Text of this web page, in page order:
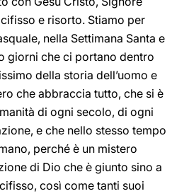
e risorto. Stiamo per
nella Settimana Santa e
giorni che ci portano dentro
della storia dell’uomo e
che abbraccia tutto, che si è
di ogni secolo, di ogni
e che nello stesso tempo
perché è un mistero
di Dio che è giunto sino a
così come tanti suoi